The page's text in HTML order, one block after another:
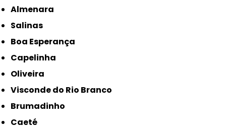
Almenara
Salinas
Boa Esperança
Capelinha
Oliveira
Visconde do Rio Branco
Brumadinho
Caeté